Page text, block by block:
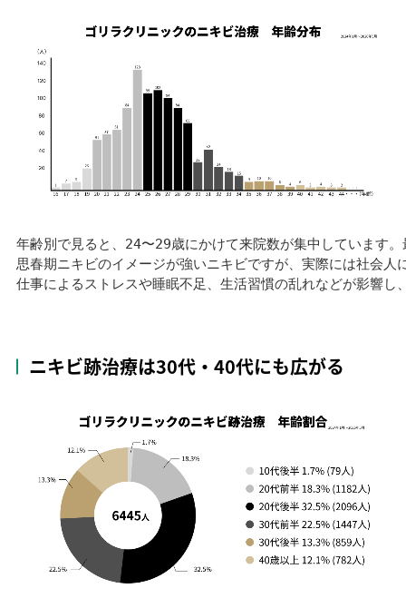
年齢別で見ると、24〜29歳にかけて来院数が集中しています
思春期ニキビのイメージが強いニキビですが、実際には社会
仕事によるストレスや睡眠不足、生活習慣の乱れなどが影響
ニキビ跡治療は30代・40代にも広がる